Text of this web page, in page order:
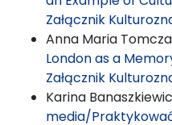
Załącznik
Anna Maria
London as a
Załącznik
Karina
media/